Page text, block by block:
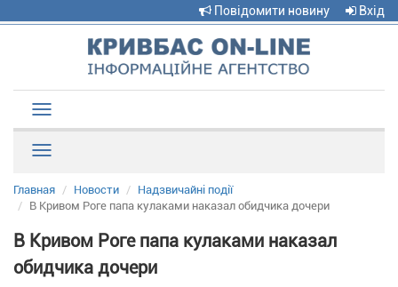
Повідомити новину Вхід
navigation
Главная Новости
Надзвичайні події
В Кривом Роге папа кулаками наказал обидчика дочери
В Кривом Роге папа кулаками наказал
обидчика дочери